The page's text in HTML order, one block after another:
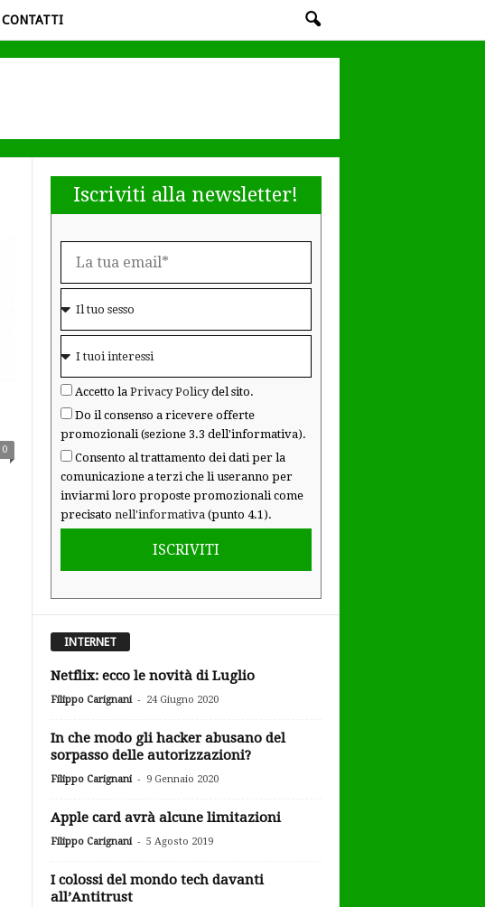
CONTATTI
0
Iscriviti alla newsletter!
Accetto la Privacy Policydel sito.
Do il consenso a ricevere offerte
promozionali (sezione 3.3 dell'informativa).
Consento al trattamento dei dati per la
comunicazione a terzi che li useranno per
inviarmi loro proposte promozionali come
precisato nell'informativa(punto 4.1).
ISCRIVITI
INTERNET
Netflix: ecco le novità di Luglio
Filippo Carignani - 24 Giugno 2020
In che modo gli hacker abusano del
sorpasso delle autorizzazioni?
Filippo Carignani - 9 Gennaio 2020
Apple card avrà alcune limitazioni
Filippo Carignani - 5 Agosto 2019
I colossi del mondo tech davanti
all’Antitrust